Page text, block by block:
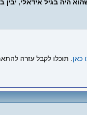
היה בגיל אידאלי,
כאן . תוכלו לקבל עזרה